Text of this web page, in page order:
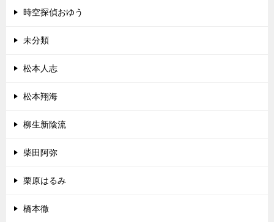
時空探偵おゆう
未分類
松本人志
松本翔海
柳生新陰流
柴田阿弥
栗原はるみ
橋本徹